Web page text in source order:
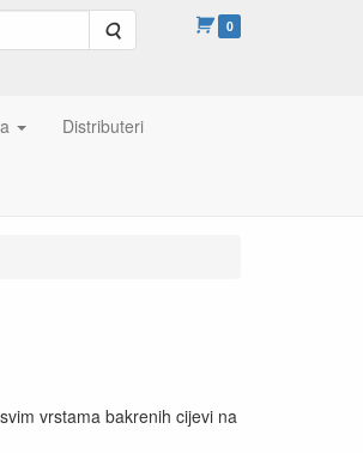
Pretraga 0
Distributeri
vrstama bakrenih cijevi na